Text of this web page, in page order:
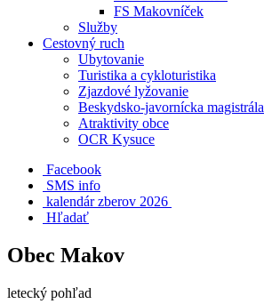
FS Makovníček
Služby
Cestovný ruch
Ubytovanie
Turistika a cykloturistika
Zjazdové lyžovanie
Beskydsko-javornícka magistrála
Atraktivity obce
OCR Kysuce
Facebook
SMS info
​ kalendár zberov 2026
Hľadať
Obec Makov
letecký pohľad